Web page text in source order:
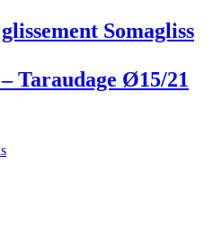
Somagliss
Taraudage Ø15/21